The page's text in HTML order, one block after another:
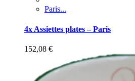
Paris...
4x Assiettes plates – Paris
152,08 €